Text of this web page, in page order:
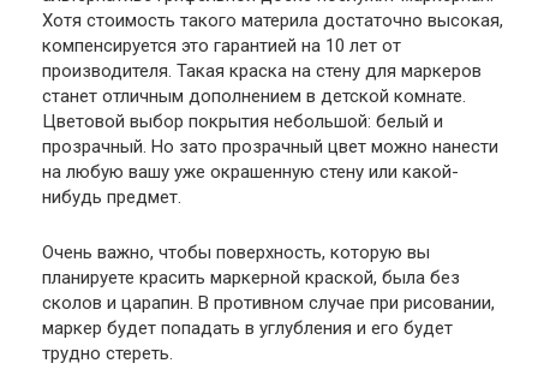
Хотя стоимость такого материла достаточно высокая,
компенсируется это гарантией на 10 лет от
производителя. Такая краска на стену для маркеров
станет отличным дополнением в детской комнате.
Цветовой выбор покрытия небольшой: белый и
прозрачный. Но зато прозрачный цвет можно нанести
на любую вашу уже окрашенную стену или какой-
нибудь предмет.
Очень важно, чтобы поверхность, которую вы
планируете красить маркерной краской, была без
сколов и царапин. В противном случае при рисовании,
маркер будет попадать в углубления и его будет
трудно стереть.